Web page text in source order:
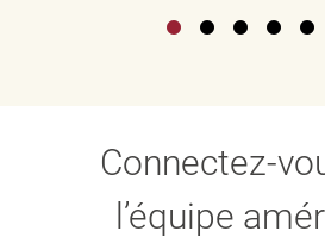
Connectez-
l’équipe